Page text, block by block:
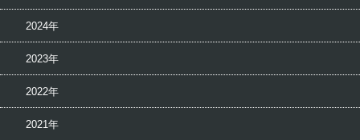
2024年
2023年
2022年
2021年